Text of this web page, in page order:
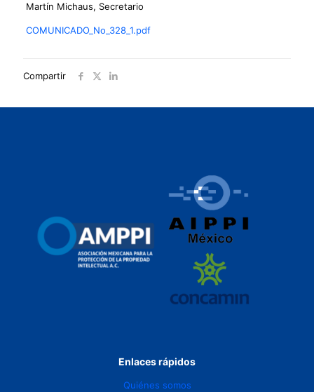
Martín Michaus, Secretario
COMUNICADO_No_328_1.pdf
Compartir
Enlaces rápidos
Quiénes somos